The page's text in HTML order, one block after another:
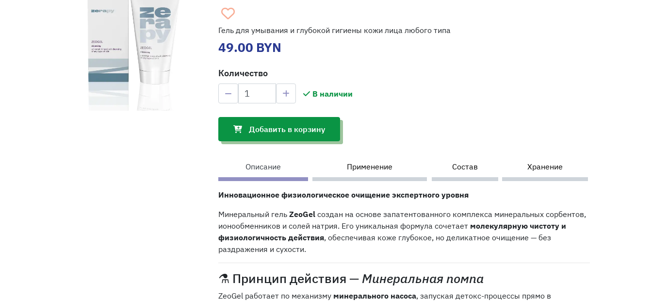
Гель для умывания и глубокой гигиены кожи лица любого типа
49.00 BYN
Количество
В наличии
Добавить в корзину
Описание Применение Состав Хранение
Инновационное физиологическое очищение экспертного уровня
Минеральный гель ZeoGel создан на основе запатентованного комплекса минеральных сорбентов,
ионообменников и солей натрия. Его уникальная формула сочетает молекулярную чистоту и
физиологичность действия, обеспечивая коже глубокое, но деликатное очищение — без
раздражения и сухости.
⚗️ Принцип действия — Минеральная помпа
ZeoGel работает по механизму минерального насоса, запуская детокс-процессы прямо в